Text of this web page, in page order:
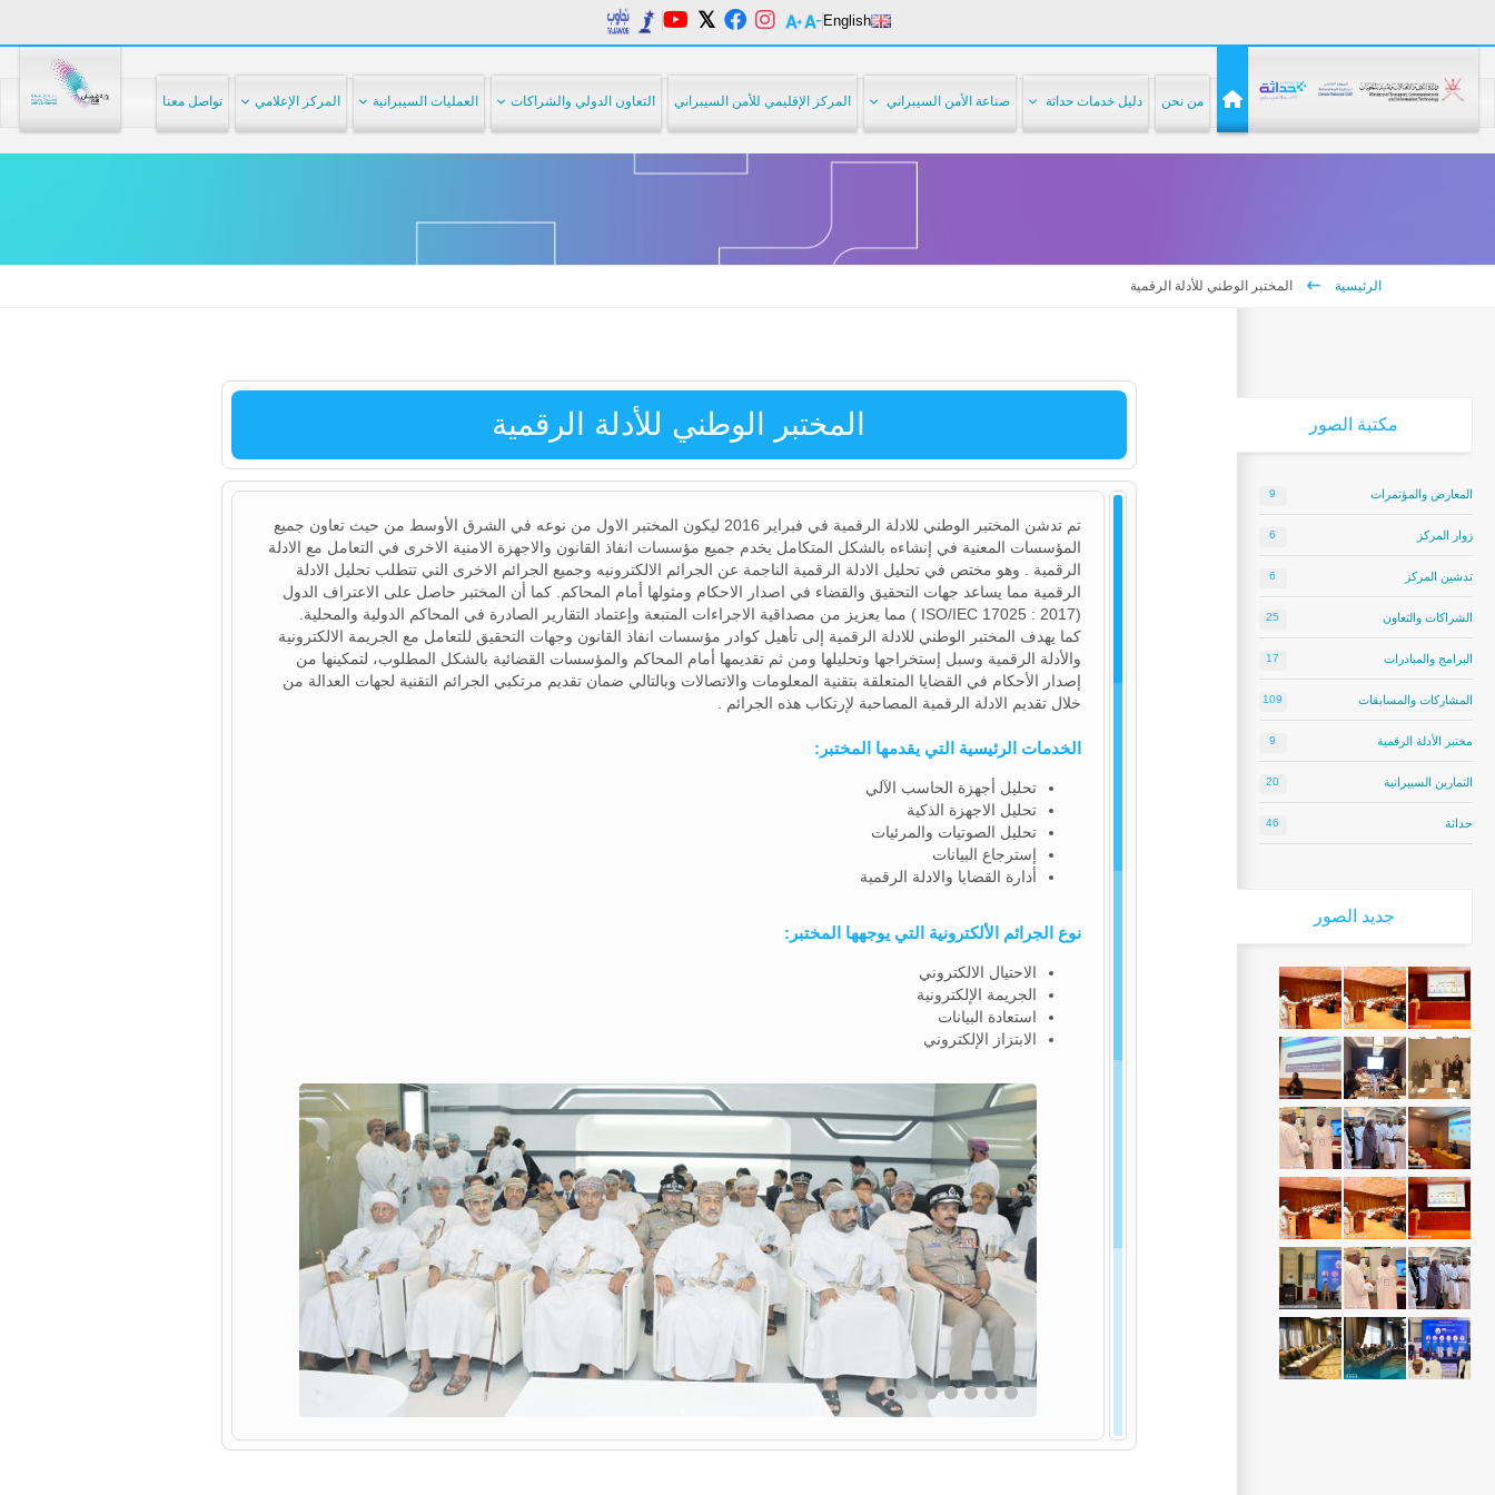
English
من نحن دليل خدمات حداثة صناعة الأمن السيبراني المركز الإقليمي للأمن السيبراني التعاون الدولي والشراكات العمليات السيبرانية المركز الإعلامي تواصل معنا
الرئيسية المختبر الوطني للأدلة الرقمية
المختبر الوطني للأدلة الرقمية
تم تدشن المختبر الوطني للادلة الرقمية في فبراير 2016 ليكون المختبر الاول من نوعه في الشرق الأوسط من حيث تعاون جميع
المؤسسات المعنية في إنشاءه بالشكل المتكامل يخدم جميع مؤسسات انفاذ القانون والاجهزة الامنية الاخرى في التعامل مع الادلة
الرقمية . وهو مختص في تحليل الادلة الرقمية الناجمة عن الجرائم الالكترونيه وجميع الجرائم الاخرى التي تتطلب تحليل الادلة
الرقمية مما يساعد جهات التحقيق والقضاء في اصدار الاحكام ومثولها أمام المحاكم. كما أن المختبر حاصل على الاعتراف الدول
(ISO/IEC 17025 : 2017 ) مما يعزيز من مصداقية الاجراءات المتبعة وإعتماد التقارير الصادرة في المحاكم الدولية والمحلية.
كما يهدف المختبر الوطني للادلة الرقمية إلى تأهيل كوادر مؤسسات انفاذ القانون وجهات التحقيق للتعامل مع الجريمة الالكترونية
والأدلة الرقمية وسبل إستخراجها وتحليلها ومن ثم تقديمها أمام المحاكم والمؤسسات القضائية بالشكل المطلوب، لتمكينها من
إصدار الأحكام في القضايا المتعلقة بتقنية المعلومات والاتصالات وبالتالي ضمان تقديم مرتكبي الجرائم التقنية لجهات العدالة من
خلال تقديم الادلة الرقمية المصاحبة لإرتكاب هذه الجرائم .
الخدمات الرئيسية التي يقدمها المختبر:
تحليل أجهزة الحاسب الآلي
تحليل الاجهزة الذكية
تحليل الصوتيات والمرئيات
إسترجاع البيانات
أدارة القضايا والادلة الرقمية
نوع الجرائم الألكترونية التي يوجهها المختبر:
الاحتيال الالكتروني
الجريمة الإلكترونية
استعادة البيانات
الابتزاز الإلكتروني
مكتبة الصور
المعارض والمؤتمرات 9
زوار المركز 6
تدشين المركز 6
الشراكات والتعاون 25
البرامج والمبادرات 17
المشاركات والمسابقات 109
مختبر الأدلة الرقمية 9
التمارين السيبرانية 20
حداثة 46
جديد الصور